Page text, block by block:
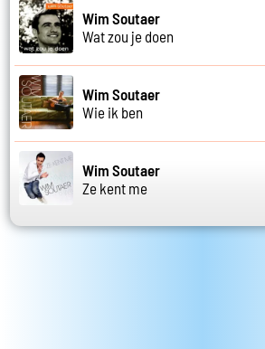
Wim Soutaer
Wat zou je doen
Wim Soutaer
Wie ik ben
Wim Soutaer
Ze kent me